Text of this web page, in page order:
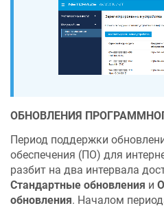
ОБНОВЛЕНИЯ
Период поддержки
обеспечения (ПО) для
разбит на два интервала
Стандартные обновления и
обновления. Началом